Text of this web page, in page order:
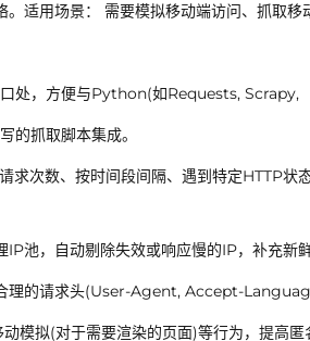
适用场景： 需要模拟移动端访问、抓取移
处，方便与Python(如Requests, Scrapy,
抓取脚本集成。
求次数、按时间段间隔、遇到特定HTTP
池，自动剔除失效或响应慢的IP，补充新
理的请求头(User-Agent, Accept-
模拟(对于需要渲染的页面)等行为，提高匿